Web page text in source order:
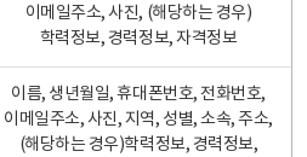
이메일주소, 사진, (해당하는 경우)
학력정보, 경력정보, 자격정보
이름, 생년월일, 휴대폰번호, 전화번호,
이메일주소, 사진, 지역, 성별, 소속, 주소,
(해당하는 경우)학력정보, 경력정보,